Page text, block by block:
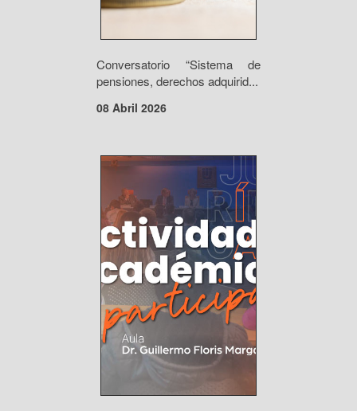
Conversatorio “Sistema de
pensiones, derechos adquirid...
08 Abril 2026